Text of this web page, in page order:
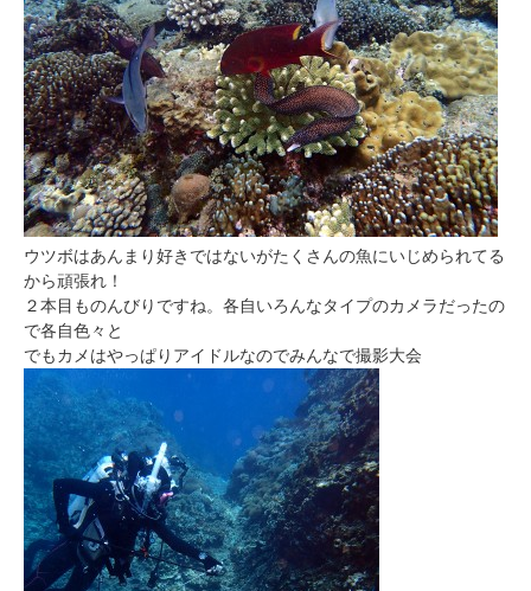
ウツボはあんまり好きではないがたくさんの魚にいじめられてる
から頑張れ！
２本目ものんびりですね。各自いろんなタイプのカメラだったの
で各自色々と
でもカメはやっぱりアイドルなのでみんなで撮影大会